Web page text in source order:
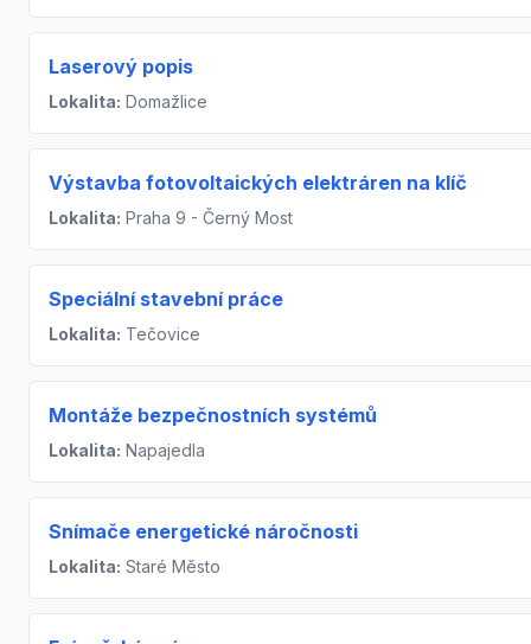
Laserový popis
Lokalita: Domažlice
Výstavba fotovoltaických elektráren na klíč
Lokalita: Praha 9 - Černý Most
Speciální stavební práce
Lokalita: Tečovice
Montáže bezpečnostních systémů
Lokalita: Napajedla
Snímače energetické náročnosti
Lokalita: Staré Město